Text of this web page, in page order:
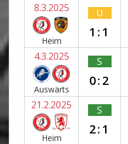
8.3.2025
Heim
U
1:1
4.3.2025
Auswärts
S
0:2
21.2.2025
Heim
S
2:1